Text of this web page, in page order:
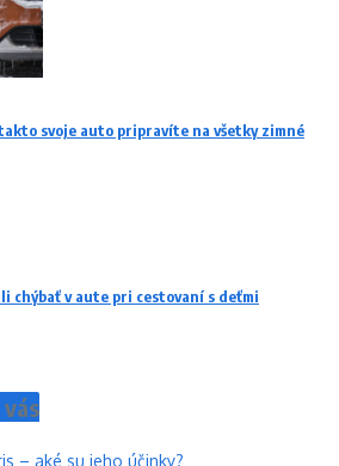
takto svoje auto pripravíte na všetky zimné
chýbať v aute pri cestovaní s deťmi